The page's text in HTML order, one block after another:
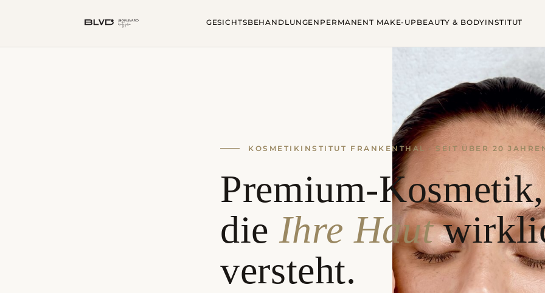
GESICHTSBEHANDLUNGEN PERMANENT MAKE-UP BEAUTY & BODYINSTITUT
KOSMETIKINSTITUT FRANKENTHAL · SEIT ÜBER 20
Premium-Kosmetik,
die Ihre Haut
versteht.